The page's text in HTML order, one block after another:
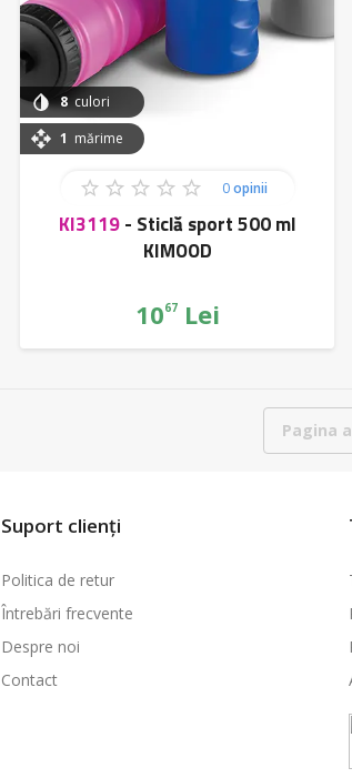
0opinii
1 mărime
8culori
KI3119- Sticlă sport 500 ml
KIMOOD
1067Lei
Pagina
Suport clienți
Politica de retur
Întrebări frecvente
Despre noi
Contact